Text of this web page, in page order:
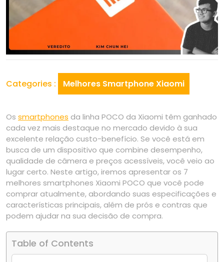
Categories : Melhores Smartphone Xiaomi
Os smartphones da linha POCO da Xiaomi têm ganhado
cada vez mais destaque no mercado devido à sua
excelente relação custo-benefício. Se você está em
busca de um dispositivo que combine desempenho,
qualidade de câmera e preços acessíveis, você veio ao
lugar certo. Neste artigo, iremos apresentar os 7
melhores smartphones Xiaomi POCO que você pode
comprar atualmente, abordando suas especificações e
características principais, além de prós e contras que
podem ajudar na sua decisão de compra.
Table of Contents